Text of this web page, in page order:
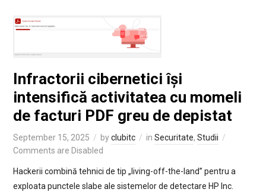
Infractorii cibernetici își
intensifică activitatea cu momeli
de facturi PDF greu de depistat
September 15, 2025 byclubitc in Securitate, Studii
Comments are Disabled
Hackerii combină tehnici de tip „living-off-the-land” pentru a
exploata punctele slabe ale sistemelor de detectare HP Inc.